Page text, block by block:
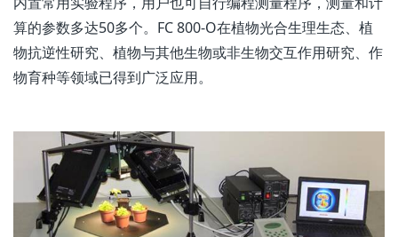
算的参数多达50多个。FC 800-O在植物光合生理生态、植
物抗逆性研究、植物与其他生物或非生物交互作用研究、作
物育种等领域已得到广泛应用。